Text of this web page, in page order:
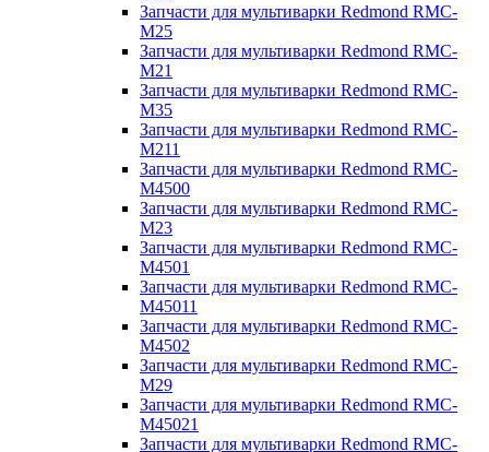
Запчасти для мультиварки Redmond RMC-
M25
Запчасти для мультиварки Redmond RMC-
M21
Запчасти для мультиварки Redmond RMC-
M35
Запчасти для мультиварки Redmond RMC-
M211
Запчасти для мультиварки Redmond RMC-
M4500
Запчасти для мультиварки Redmond RMC-
M23
Запчасти для мультиварки Redmond RMC-
M4501
Запчасти для мультиварки Redmond RMC-
M45011
Запчасти для мультиварки Redmond RMC-
M4502
Запчасти для мультиварки Redmond RMC-
M29
Запчасти для мультиварки Redmond RMC-
M45021
Запчасти для мультиварки Redmond RMC-